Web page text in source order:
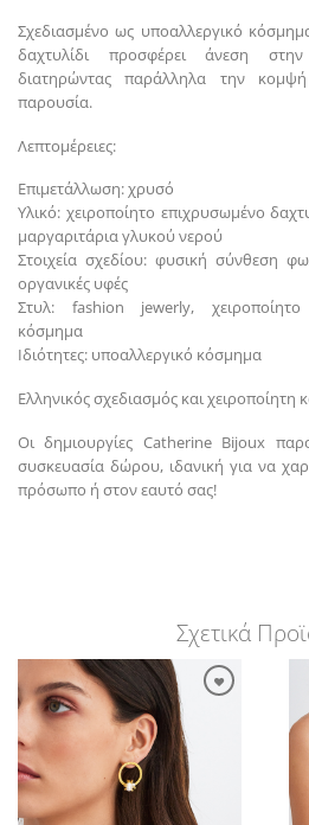
Σχεδιασμένο ως υποαλλεργικό
δαχτυλίδι προσφέρει άνεση
διατηρώντας παράλληλα την
παρουσία.
Λεπτομέρειες:
Επιμετάλλωση: χρυσό
Υλικό: χειροποίητο επιχρυσωμένο
μαργαριτάρια γλυκού νερού
Στοιχεία σχεδίου: φυσική σύνθεση
οργανικές υφές
Στυλ: fashion jewerly, χειροποίητο
κόσμημα
Ιδιότητες: υποαλλεργικό κόσμημα
Ελληνικός σχεδιασμός και χειροποίητη
Οι δημιουργίες Catherine Bijoux
συσκευασία δώρου, ιδανική για να
πρόσωπο ή στον εαυτό σας!
Σχετικά